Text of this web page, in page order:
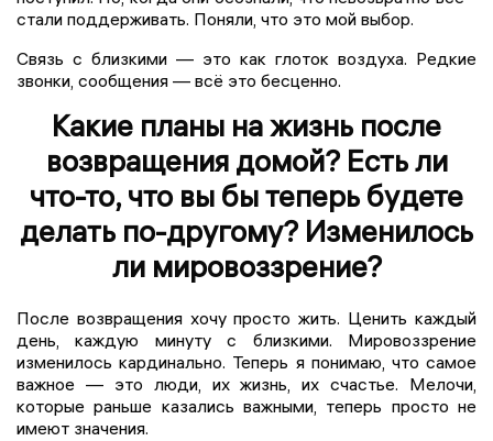
стали поддерживать. Поняли, что это мой выбор.
Связь с близкими — это как глоток воздуха. Редкие
звонки, сообщения — всё это бесценно.
Какие планы на жизнь после
возвращения домой? Есть ли
что-то, что вы бы теперь будете
делать по-другому? Изменилось
ли мировоззрение?
После возвращения хочу просто жить. Ценить каждый
день, каждую минуту с близкими. Мировоззрение
изменилось кардинально. Теперь я понимаю, что самое
важное — это люди, их жизнь, их счастье. Мелочи,
которые раньше казались важными, теперь просто не
имеют значения.